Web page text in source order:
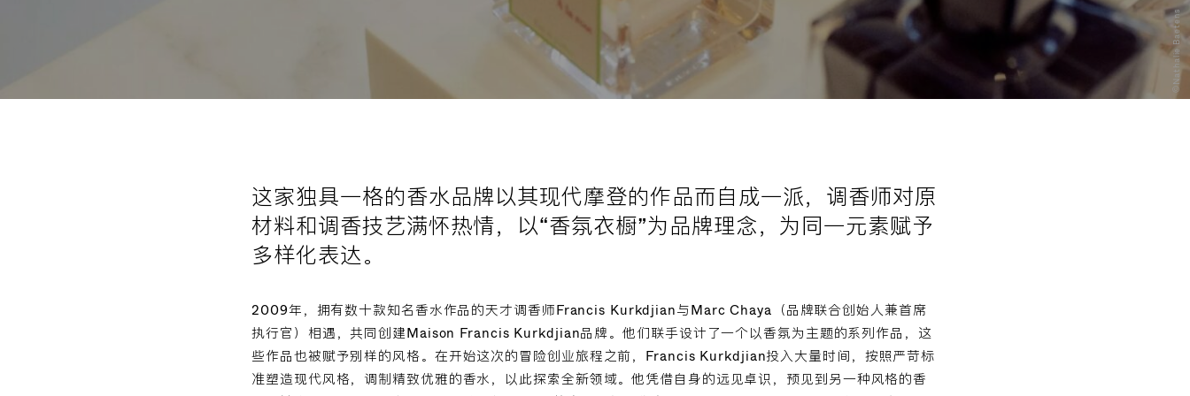
©Nathalie Baetens
这家独具一格的香水品牌以其现代摩登的作品而自成一派，调香师对原
材料和调香技艺满怀热情，以“香氛衣橱”为品牌理念，为同一元素赋予
多样化表达。
2009年，拥有数十款知名香水作品的天才调香师Francis Kurkdjian与Marc Chaya（品牌联合创始人兼首席
执行官）相遇，共同创建Maison Francis Kurkdjian品牌。他们联手设计了一个以香氛为主题的系列作品，这
些作品也被赋予别样的风格。在开始这次的冒险创业旅程之前，Francis Kurkdjian投入大量时间，按照严苛标
准塑造现代风格，调制精致优雅的香水，以此探索全新领域。他凭借自身的远见卓识，预见到另一种风格的香